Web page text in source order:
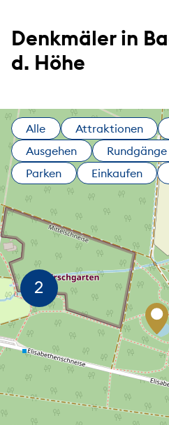
Denkmäler in
d. Höhe
Alle Attraktionen
Ausgehen
Rundgänge
Parken
Einkaufen